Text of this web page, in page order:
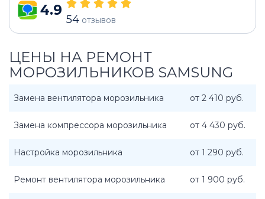
4.9
54 отзывов
ЦЕНЫ НА РЕМОНТ
МОРОЗИЛЬНИКОВ SAMSUNG
Замена вентилятора морозильника от 2 410 руб.
Замена компрессора морозильника от 4 430 руб.
Настройка морозильника от 1 290 руб.
Ремонт вентилятора морозильника от 1 900 руб.